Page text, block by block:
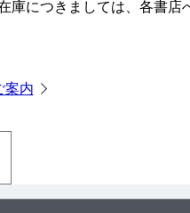
波と瞬時電圧低下－
波の抑制－
系－連系が始まった－
電気方式－
れる技術的要件の全体像
系と力率－
庫につきましては、各書店
案内